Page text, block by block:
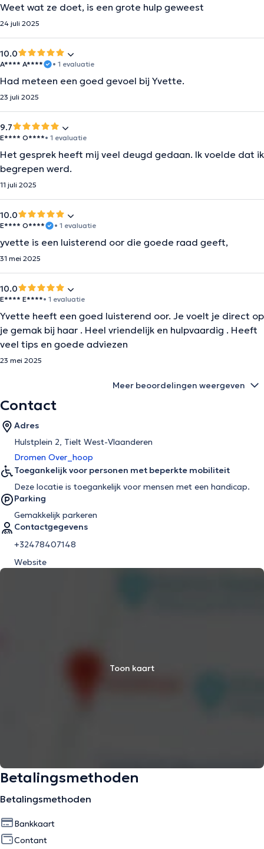
Weet wat ze doet, is een grote hulp geweest
24 juli 2025
10.0
A**** A**** • 1 evaluatie
Had meteen een goed gevoel bij Yvette.
23 juli 2025
9.7
E**** O****• 1 evaluatie
Het gesprek heeft mij veel deugd gedaan. Ik voelde dat ik
begrepen werd.
11 juli 2025
10.0
E**** O**** • 1 evaluatie
yvette is een luisterend oor die goede raad geeft,
31 mei 2025
10.0
E**** E****• 1 evaluatie
Yvette heeft een goed luisterend oor. Je voelt je direct op
je gemak bij haar . Heel vriendelijk en hulpvaardig . Heeft
veel tips en goede adviezen
23 mei 2025
Meer beoordelingen weergeven
Contact
Adres
Hulstplein 2, Tielt West-Vlaanderen
Dromen Over_hoop
Toegankelijk voor personen met beperkte mobiliteit
Deze locatie is toegankelijk voor mensen met een handicap.
Parking
Gemakkelijk parkeren
Contactgegevens
+32478407148
Website
Toon kaart
Betalingsmethoden
Betalingsmethoden
Bankkaart
Contant